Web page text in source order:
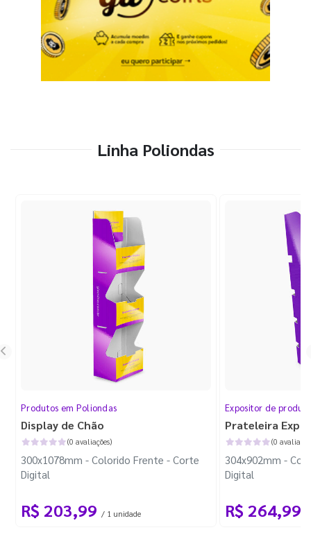
Linha Poliondas
Produtos em Poliondas
Display de Chão
(0 avaliações)
300x1078mm - Colorido Frente - Corte
Digital
R$ 203,99 / 1 unidade
Expositor de
Prateleira
(0
304x902mm -
Digital
R$ 264,99